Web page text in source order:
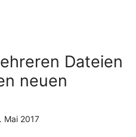
Dateien
neuen
Mai 2017